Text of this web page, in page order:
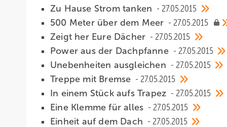
Zu Hause Strom tanken
27.05.2015
500 Meter über dem Meer
27.05.2015
Zeigt her Eure Dächer
27.05.2015
Power aus der Dachpfanne
27.05.2015
Unebenheiten ausgleichen
27.05.2015
Treppe mit Bremse
27.05.2015
In einem Stück aufs Trapez
27.05.2015
Eine Klemme für alles
27.05.2015
Einheit auf dem Dach
27.05.2015